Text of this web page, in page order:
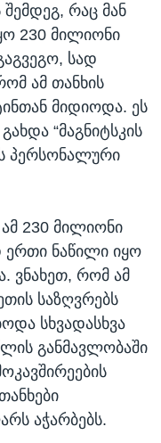
შემდეგ, რაც მან
230 მილიონი
სად
ამ თანხის
მიდიოდა. ეს
“მაგნიტსკის
პერსონალური
230 მილიონი
ნაწილი იყო
ვნახეთ, რომ ამ
საზღვრებს
სხვადასხვა
განმავლობაში
აჭარბებს.